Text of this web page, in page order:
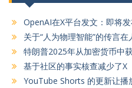
OpenAI在X平台发文：即将
关于“人为物理智能”的传言
特朗普2025年从加密货币中
基于社区的事实核查减少了
YouTube Shorts 的更新让播